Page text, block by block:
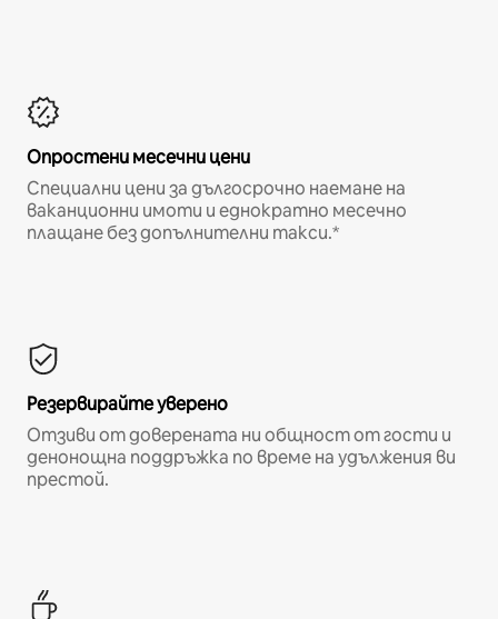
Опростени месечни цени
Специални цени за дългосрочно наемане на
ваканционни имоти и еднократно месечно
плащане без допълнителни такси.*
Резервирайте уверено
Отзиви от доверената ни общност от гости и
денонощна поддръжка по време на удължения ви
престой.